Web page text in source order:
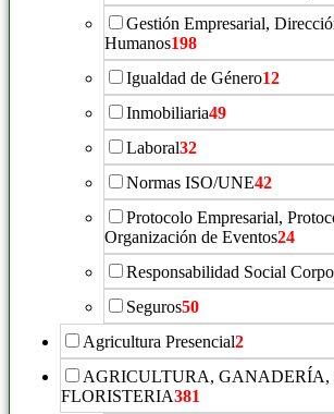
Gestión Empresarial,
Humanos198
Igualdad de Género12
Inmobiliaria49
Laboral32
Normas ISO/UNE42
Protocolo Empresarial,
Organización de Eventos24
Responsabilidad Social
Seguros50
Agricultura Presencial2
AGRICULTURA, GANADERÍA,
FLORISTERIA381